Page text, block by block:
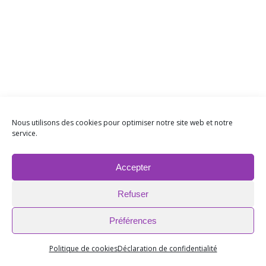
Nous utilisons des cookies pour optimiser notre site web et notre
service.
Accepter
Refuser
Préférences
Politique de cookiesDéclaration de confidentialité